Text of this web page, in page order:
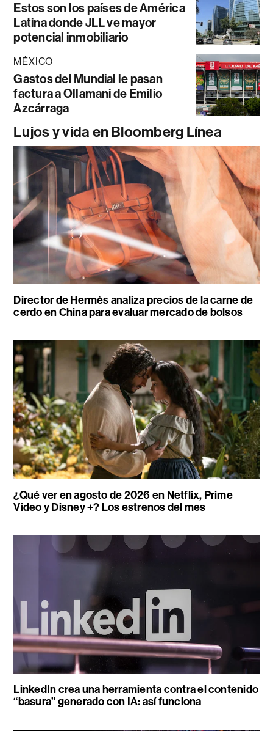
Estos son los países de América
Latina donde JLL ve mayor
potencial inmobiliario
MÉXICO
Gastos del Mundial le pasan
factura a Ollamani de Emilio
Azcárraga
Lujos y vida en Bloomberg Línea
Director de Hermès analiza precios de la carne de
cerdo en China para evaluar mercado de bolsos
¿Qué ver en agosto de 2026 en Netflix, Prime
Video y Disney +? Los estrenos del mes
LinkedIn crea una herramienta contra el contenido
“basura” generado con IA: así funciona